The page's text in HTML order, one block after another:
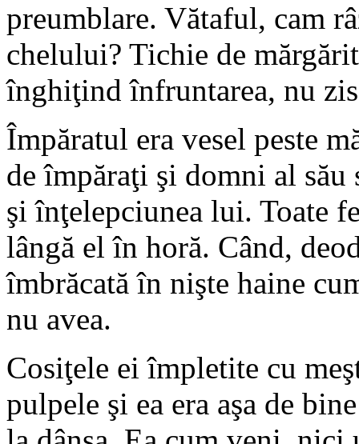
preumblare. Vătaful, cam
chelului? Tichie de
înghiţind înfruntarea, nu
Împăratul era vesel peste
de împăraţi şi domni al său
şi înţelepciunea lui. Toate
lângă el în horă. Când,
îmbrăcată în nişte haine
nu avea.
Cosiţele ei împletite cu
pulpele şi ea era aşa de